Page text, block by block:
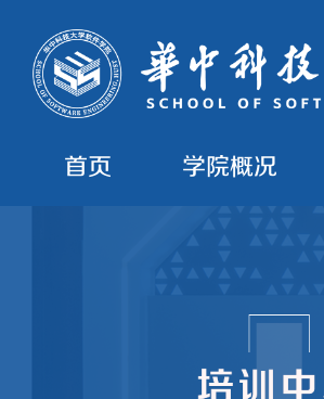
首页 学院概况